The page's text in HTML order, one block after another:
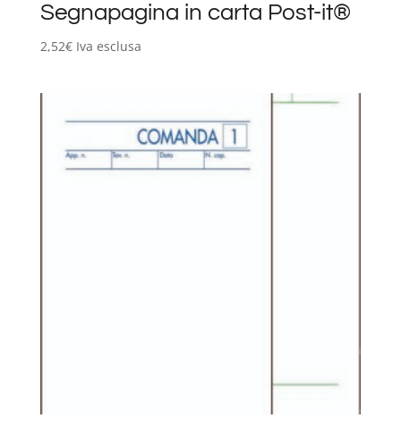
Segnapagina in carta Post-it®
2,52€ Iva esclusa